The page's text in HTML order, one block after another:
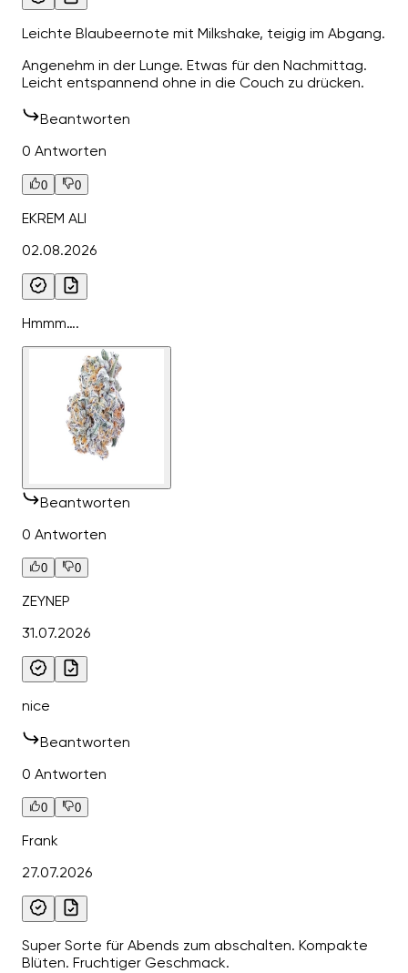
Leichte Blaubeernote mit Milkshake, teigig im Abgang.
Angenehm in der Lunge. Etwas für den Nachmittag.
Leicht entspannend ohne in die Couch zu drücken.
Beantworten
0 Antworten
0 0
EKREM ALI
02.08.2026
Hmmm….
Beantworten
0 Antworten
0 0
ZEYNEP
31.07.2026
nice
Beantworten
0 Antworten
0 0
Frank
27.07.2026
Super Sorte für Abends zum abschalten. Kompakte
Blüten. Fruchtiger Geschmack.